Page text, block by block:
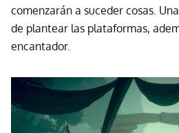
comenzarán a suceder cosas.
de plantear las plataformas,
encantador.